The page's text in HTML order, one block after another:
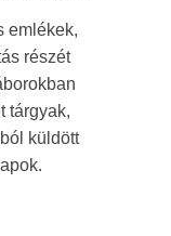
emlékek,
részét
tárgyak,
küldött